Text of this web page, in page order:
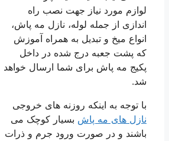
لوازم مورد نیاز جهت نصب راه
اندازی از جمله لوله، نازل مه پاش،
انواع میخ و تبدیل به همراه آموزش
که پشت جعبه درج شده در داخل
پکیج مه پاش برای شما ارسال خواهد
شد.
با توجه به اینکه روزنه های خروجی
نازل های مه پاش بسیار کوچک می
باشند و در صورت ورود جرم و ذرات